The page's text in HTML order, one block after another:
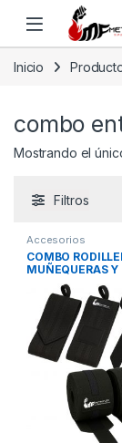
Saltar a la navegación
Saltar al contenido
Inicio
combo
Mostrando el
Filtros
Accesorios
COMBO
MUÑEQUERAS Y
METROFLEX